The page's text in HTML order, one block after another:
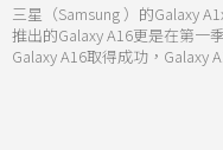
三星（Samsung ）的Galaxy
推出的Galaxy A16更是在第一
Galaxy A16取得成功，Galaxy